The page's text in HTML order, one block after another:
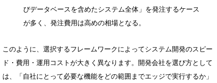
びデータベースを含めたシステム全体」を発注するケース
が多く、発注費用は高めの相場となる。
このように、選択するフレームワークによってシステム開発のスピー
ド・費用・運用コストが大きく異なります。開発会社を選び方として
は、「自社にとって必要な機能をどの範囲までエッジで実行するか」